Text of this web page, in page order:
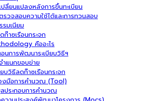
ปลี่ยนแปลงหลังการขึ้นทะเบียน
รวจสอบความใช้ได้และการทวนสอบ
รมเนียม
ก๊าซเรือนกระจก
คืออะไร
นการพัฒนาระเบียบวิธีฯ
ำแนกขอบข่าย
ยบวิธีลดก๊าซเรือนกระจก
งมือการคำนวณ (Tool)
ประกอบการคำนวณ